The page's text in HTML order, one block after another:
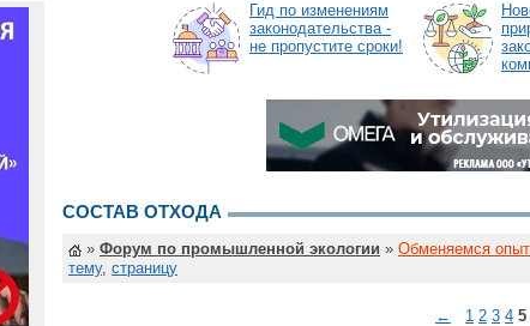
Гид по изменениям
законодательства -
не пропустите сроки!
СОСТАВ ОТХОДА
» Форум по промышленной экологии » Обменяемся
тему, страницу
← 1 2 3 4 5